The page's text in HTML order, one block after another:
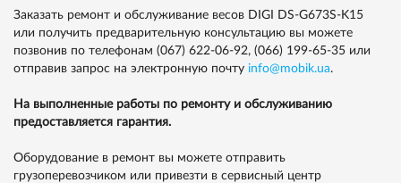
Заказать ремонт и обслуживание весов DIGI DS-G673S-K15
или получить предварительную консультацию вы можете
позвонив по телефонам (067) 622-06-92, (066) 199-65-35 или
отправив запрос на электронную почту info@mobik.ua.
На выполненные работы по ремонту и обслуживанию
предоставляется гарантия.
Оборудование в ремонт вы можете отправить
грузоперевозчиком или привезти в сервисный центр